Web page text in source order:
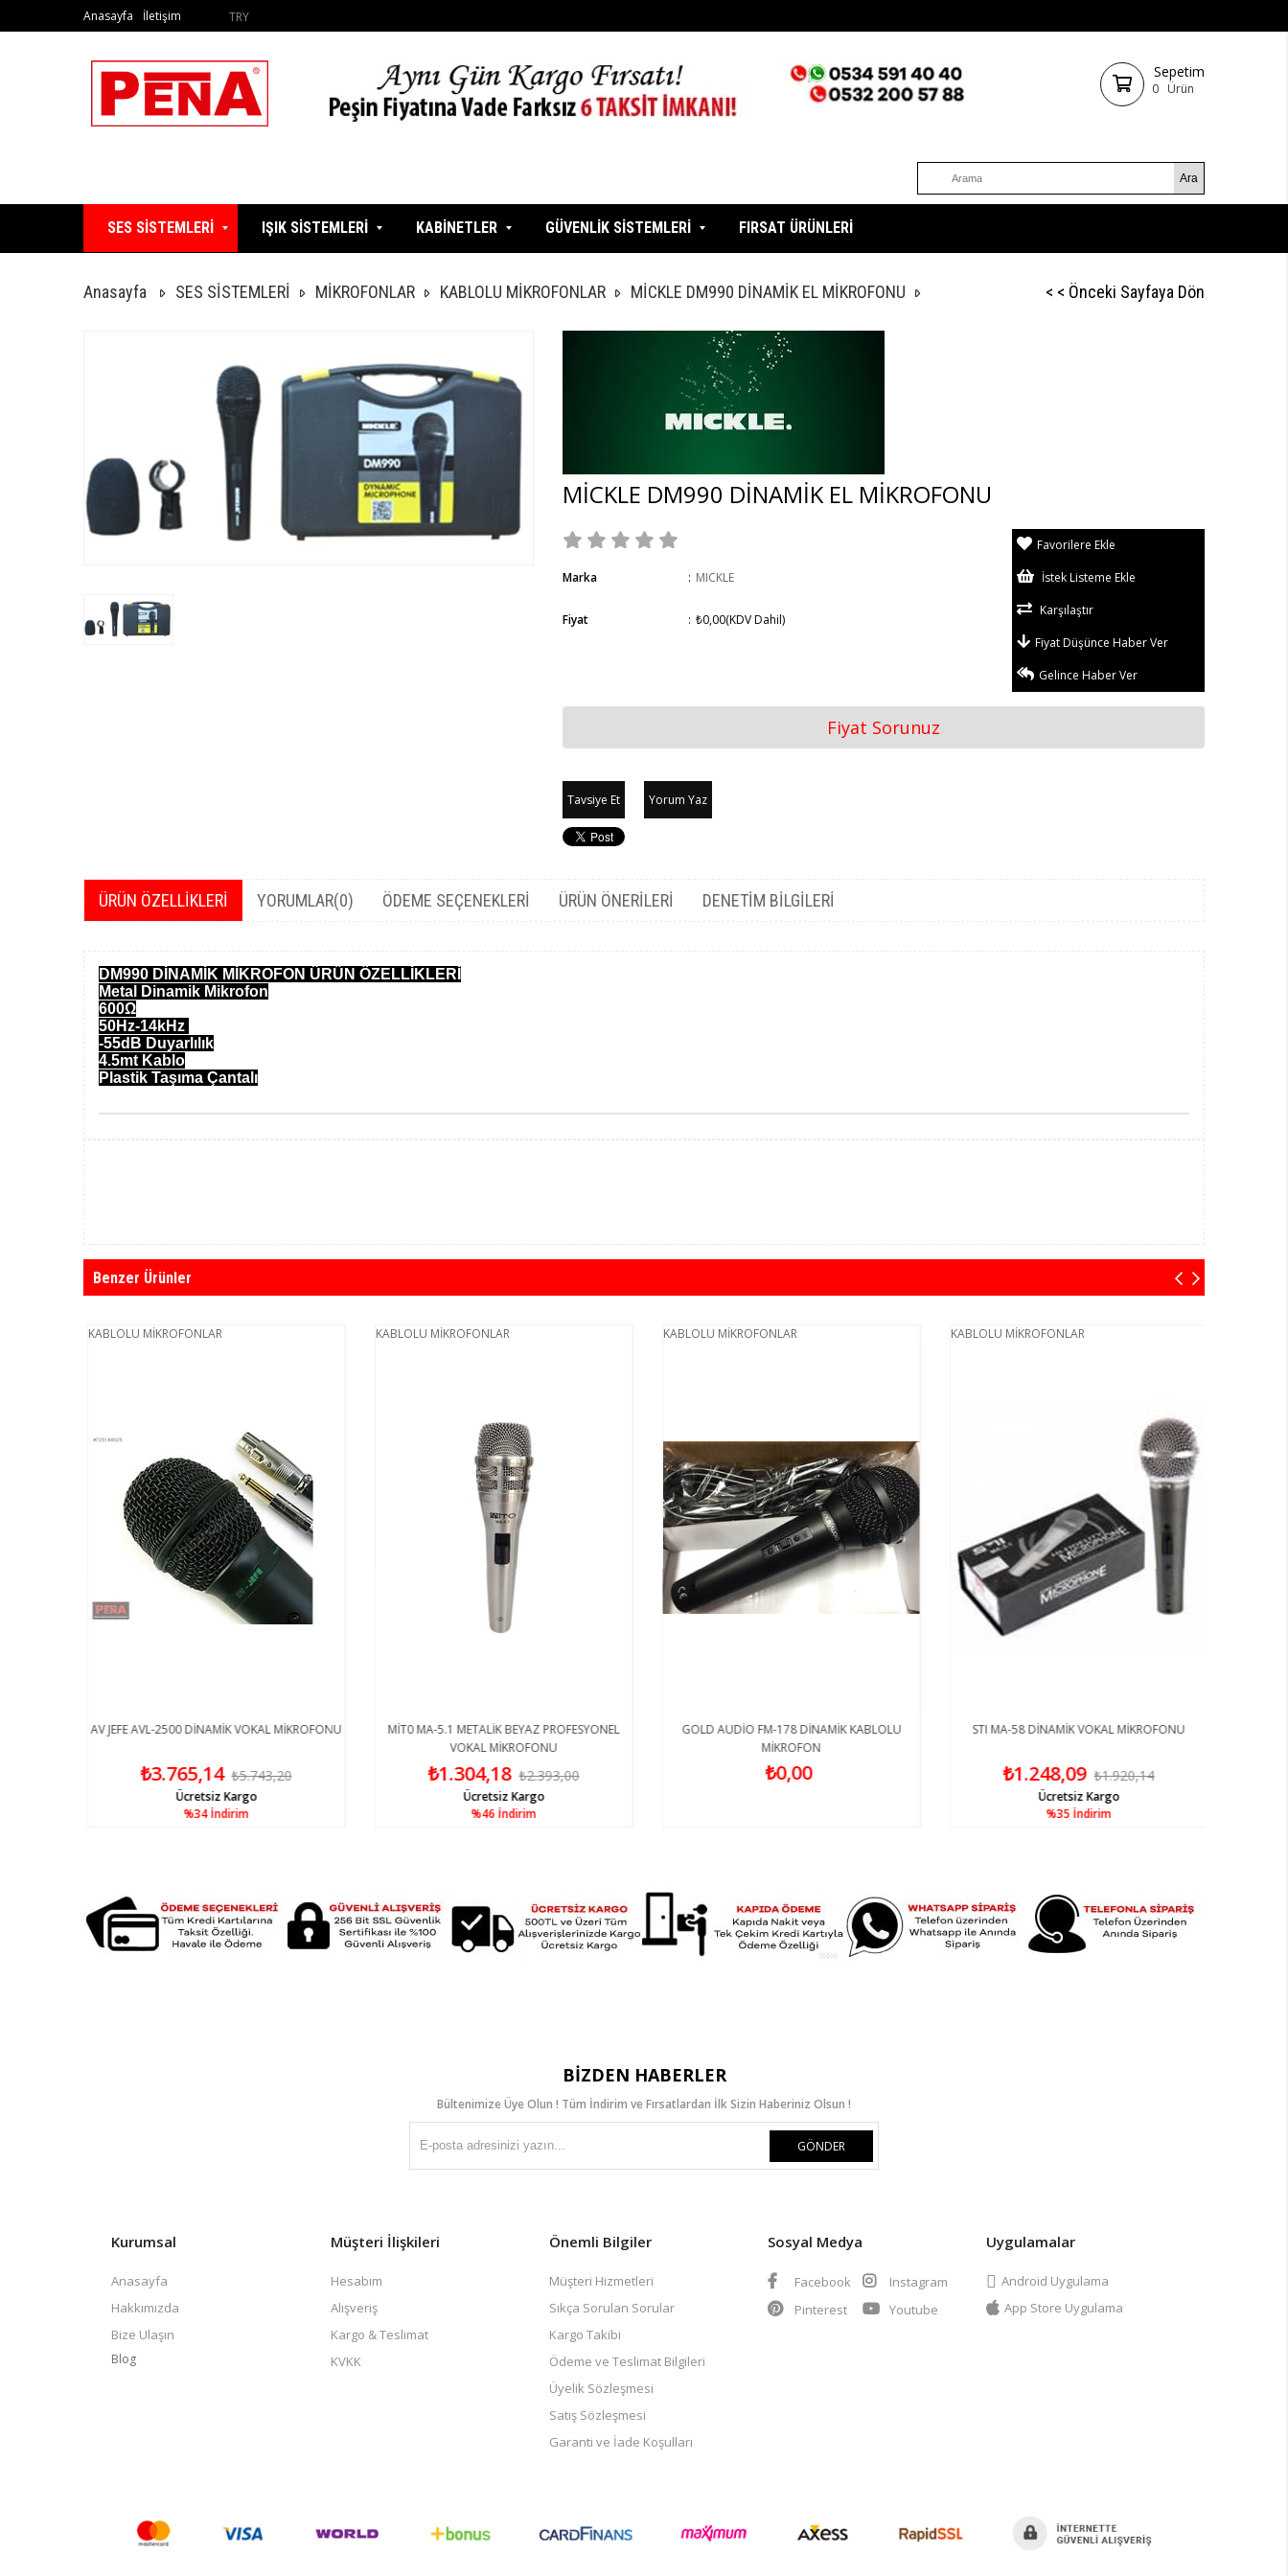
TRY
Anasayfa İletişim
Sepetim
0 Ürün
SES SİSTEMLERİ IŞIK SİSTEMLERİ KABİNETLER GÜVENLİK SİSTEMLERİ FIRSAT ÜRÜNLERİ
Anasayfa SES SİSTEMLERİ MİKROFONLAR KABLOLU MİKROFONLAR MİCKLE DM990 DİNAMİK EL MİKROFONU < < Önceki Sayfaya Dön
MİCKLE DM990 DİNAMİK EL MİKROFONU
Marka : MICKLE
Fiyat : ₺0,00(KDV Dahil)
Favorilere Ekle
İstek Listeme Ekle
Karşılaştır
Fiyat Düşünce Haber Ver
Gelince Haber Ver
Fiyat Sorunuz
Tavsiye Et Yorum Yaz
ÜRÜN ÖZELLIKLERI YORUMLAR(0) ÖDEME SEÇENEKLERI ÜRÜN ÖNERILERI DENETIM BILGILERI
DM990 DİNAMİK MİKROFON ÜRÜN ÖZELLİKLERİ
Metal Dinamik Mikrofon
600Ω
50Hz-14kHz
-55dB Duyarlılık
4.5mt Kablo
Plastik Taşıma Çantalı
Benzer Ürünler
KABLOLU MİKROFONLAR
AV JEFE AVL-2500 DİNAMİK VOKAL MİKROFONU
₺3.765,14 ₺5.743,20
%34İndirim
Ücretsiz Kargo
KABLOLU MİKROFONLAR
MİT0 MA-5.1 METALİK BEYAZ PROFESYONEL
VOKAL MİKROFONU
₺1.304,18 ₺2.393,00
%46 İndirim
Ücretsiz Kargo
KABLOLU MİKROFONLAR
GOLD AUDİO FM-178 DİNAMİK KABLOLU
MİKROFON
₺0,00
KABLOLU MİKROFONLAR
STI MA-58 DİNAMİK VOKAL MİKROFONU
₺1.248,09 ₺1.920,14
%35 İndirim
Ücretsiz Kargo
BIZDEN HABERLER
Bültenimize Üye Olun ! Tüm İndirim ve Fırsatlardan İlk Sizin Haberiniz Olsun !
GÖNDER
Kurumsal
Anasayfa
Hakkımızda
Bize Ulaşın
Blog
Müşteri İlişkileri
Hesabım
Alışveriş
Kargo & Teslimat
KVKK
Önemli Bilgiler
Müşteri Hizmetleri
Sıkça Sorulan Sorular
Kargo Takibi
Ödeme ve Teslimat Bilgileri
Üyelik Sözleşmesi
Satış Sözleşmesi
Garanti ve İade Koşulları
Sosyal Medya
Facebook
Instagram
Pinterest
Youtube
Uygulamalar
Android Uygulama
App Store Uygulama